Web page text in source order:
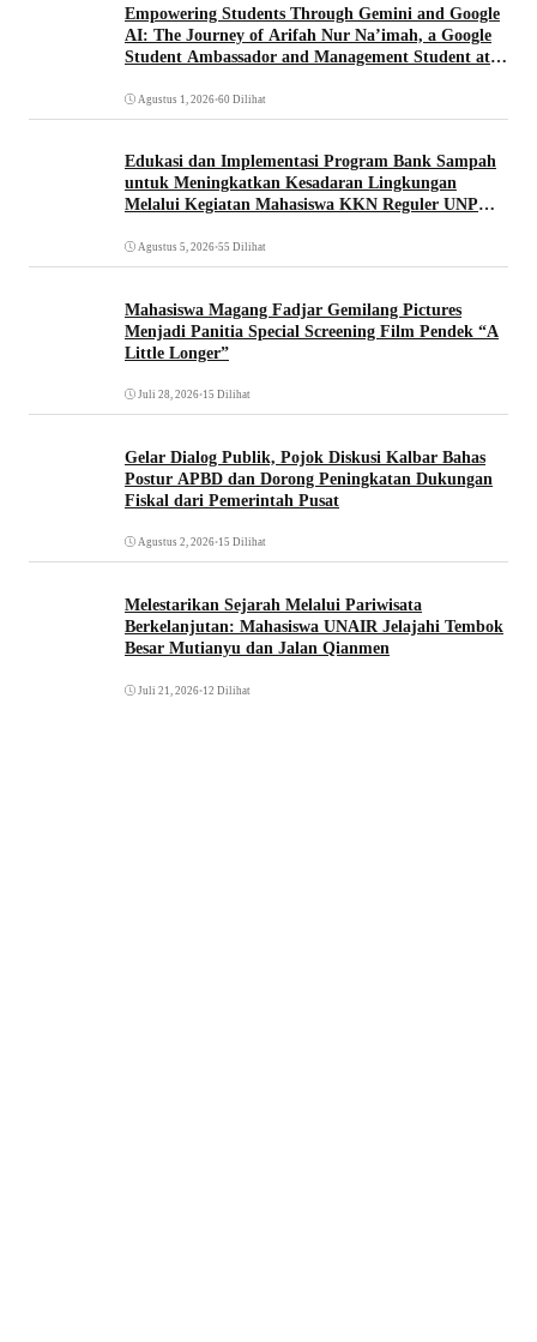
Empowering Students Through Gemini and Google
AI: The Journey of Arifah Nur Na’imah, a Google
Student Ambassador and Management Student at
Agustus 1, 2026•60 Dilihat
Edukasi dan Implementasi Program Bank Sampah
untuk Meningkatkan Kesadaran Lingkungan
Melalui Kegiatan Mahasiswa KKN Reguler UNP
Agustus 5, 2026•55 Dilihat
Mahasiswa Magang Fadjar Gemilang Pictures
Menjadi Panitia Special Screening Film Pendek “A
Little Longer”
Juli 28, 2026•15 Dilihat
Gelar Dialog Publik, Pojok Diskusi Kalbar Bahas
Postur APBD dan Dorong Peningkatan Dukungan
Fiskal dari Pemerintah Pusat
Agustus 2, 2026•15 Dilihat
Melestarikan Sejarah Melalui Pariwisata
Berkelanjutan: Mahasiswa UNAIR Jelajahi Tembok
Besar Mutianyu dan Jalan Qianmen
Juli 21, 2026•12 Dilihat